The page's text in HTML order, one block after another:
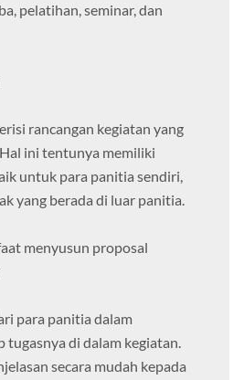
pelatihan, seminar, dan
rancangan kegiatan yang
ini tentunya memiliki
untuk para panitia sendiri,
yang berada di luar panitia.
menyusun proposal
para panitia dalam
tugasnya di dalam kegiatan.
secara mudah kepada